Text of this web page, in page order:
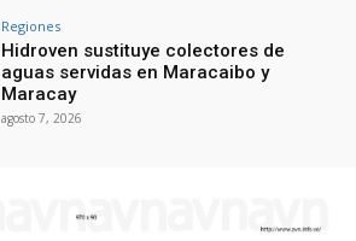
Regiones
Hidroven sustituye colectores de
aguas servidas en Maracaibo y
Maracay
agosto 7, 2026